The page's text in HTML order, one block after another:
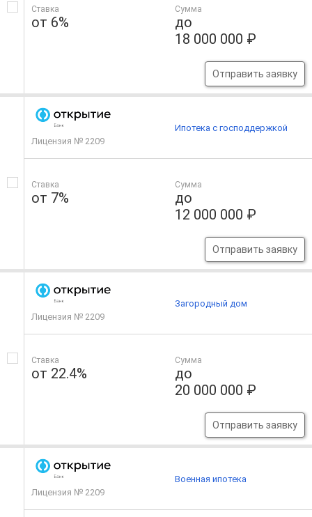
Ставка
от 6%
Сумма
до
18 000 000 ₽
Отправить заявку
Лицензия № 2209
Ставка
от 7%
Сумма
до
12 000 000 ₽
Отправить заявку
Ипотека с господдержкой
Лицензия № 2209
Ставка
от 22.4%
Сумма
до
20 000 000 ₽
Отправить заявку
Загородный дом
Лицензия № 2209
Военная ипотека